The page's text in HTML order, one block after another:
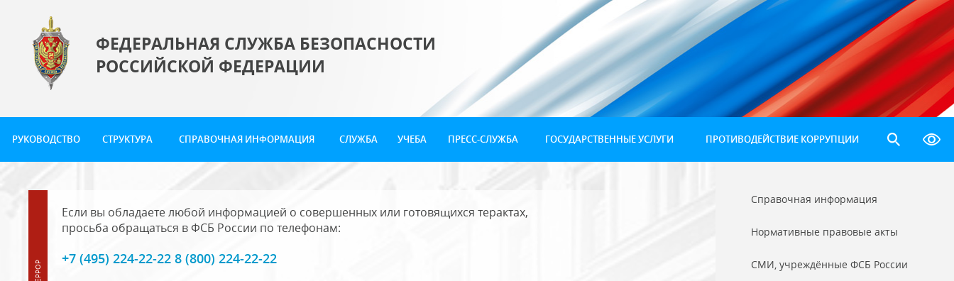
ФЕДЕРАЛЬНАЯ СЛУЖБА БЕЗОПАСНОСТИ
РОССИЙСКОЙ ФЕДЕРАЦИИ
РУКОВОДСТВО СТРУКТУРА СПРАВОЧНАЯ ИНФОРМАЦИЯ СЛУЖБА УЧЕБА ПРЕСС-СЛУЖБА ГОСУДАРСТВЕННЫЕ УСЛУГИ ПРОТИВОДЕЙСТВИЕ КОРРУПЦИИ
Если вы обладаете любой информацией о совершенных или готовящихся терактах,
просьба обращаться в ФСБ России по телефонам:
+7 (495) 224-22-22 8 (800) 224-22-22
Справочная информация
Нормативные правовые акты
СМИ, учреждённые ФСБ России